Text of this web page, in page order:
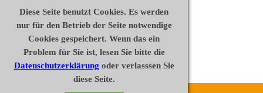
Diese Seite benutzt Cookies. Es werden
nur für den Betrieb der Seite notwendige
Cookies gespeichert. Wenn das ein
Problem für Sie ist, lesen Sie bitte die
Datenschutzerklärung oder verlasssen Sie
diese Seite.